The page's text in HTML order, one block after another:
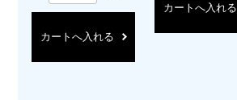
カートへ入れる
カートへ入れる